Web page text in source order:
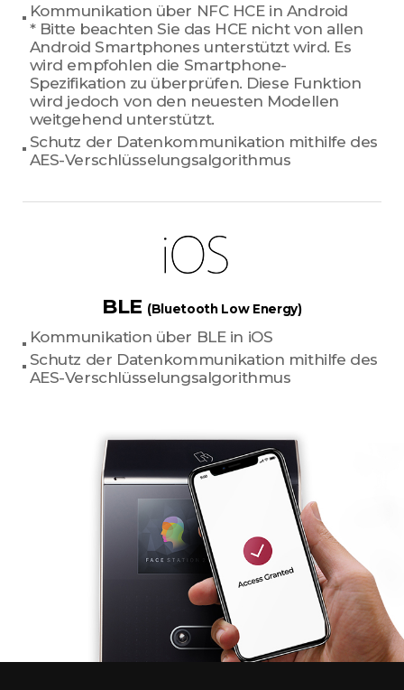
Kommunikation über NFC HCE in Android
* Bitte beachten Sie das HCE nicht von allen
Android Smartphones unterstützt wird. Es
wird empfohlen die Smartphone-
Spezifikation zu überprüfen. Diese Funktion
wird jedoch von den neuesten Modellen
weitgehend unterstützt.
Schutz der Datenkommunikation mithilfe des
AES-Verschlüsselungsalgorithmus
BLE (Bluetooth Low Energy)
Kommunikation über BLE in iOS
Schutz der Datenkommunikation mithilfe des
AES-Verschlüsselungsalgorithmus